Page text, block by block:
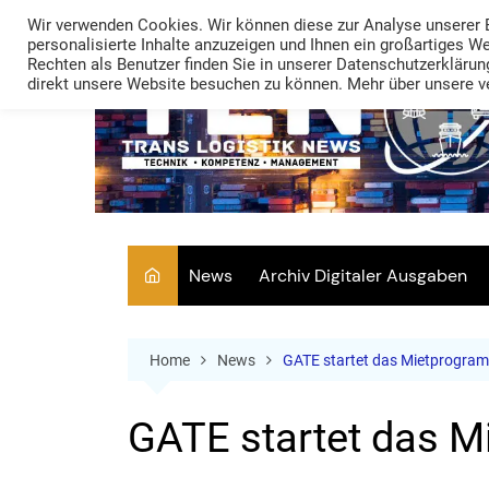
content
News Archiv Digitaler Ausgaben
Home News ​GATE startet das
​GATE startet das
Wir verwenden Cookies. Wir können diese zur Analyse
personalisierte Inhalte anzuzeigen und Ihnen ein großartiges
Rechten als Benutzer finden Sie in unserer
direkt unsere Website besuchen zu können. Mehr über unsere